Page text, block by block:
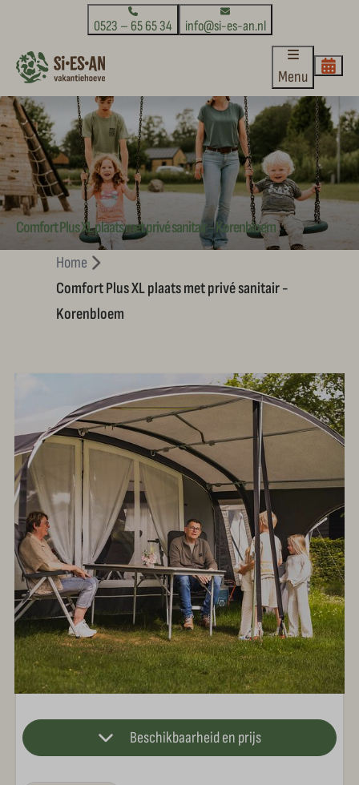
0523 – 65 65 34 info@si-es-an.nl
Menu
Comfort Plus XL plaats met privé sanitair - Korenbloem
Home
Comfort Plus XL plaats met privé sanitair -
Korenbloem
Beschikbaarheid en prijs